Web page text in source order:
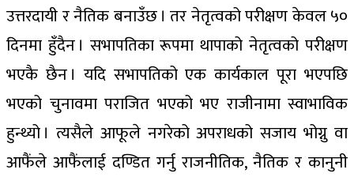
उत्तरदायी र नैतिक बनाउँछ । तर नेतृत्वको परीक्षण केवल ५०
दिनमा हुँदैन । सभापतिका रूपमा थापाको नेतृत्वको परीक्षण
भएकै छैन । यदि सभापतिको एक कार्यकाल पूरा भएपछि
भएको चुनावमा पराजित भएको भए राजीनामा स्वाभाविक
हुन्थ्यो । त्यसैले आफूले नगरेको अपराधको सजाय भोग्नु वा
आफैंले आफैंलाई दण्डित गर्नु राजनीतिक, नैतिक र कानुनी